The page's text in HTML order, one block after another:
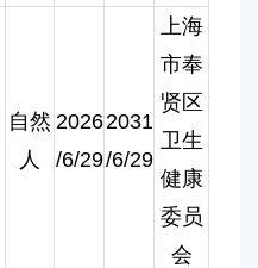
自然
人
2026
/6/29
2031
/6/29
上海
市奉
贤区
卫生
健康
委员
会